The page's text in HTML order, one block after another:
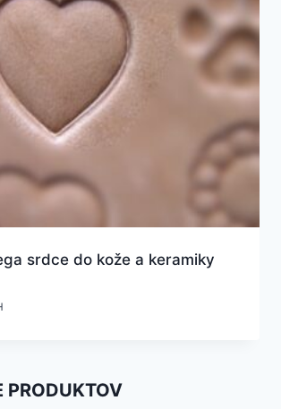
srdce do kože a keramiky
PRODUKTOV